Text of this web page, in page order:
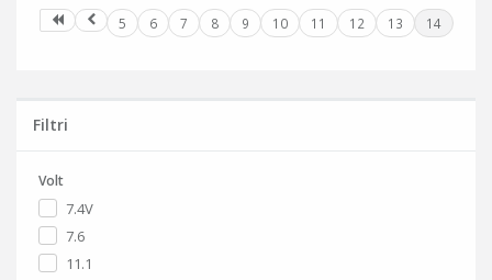
5 6 7 8 9 10 11 12 13 14
Filtri
Volt
7.4V
7.6
11.1